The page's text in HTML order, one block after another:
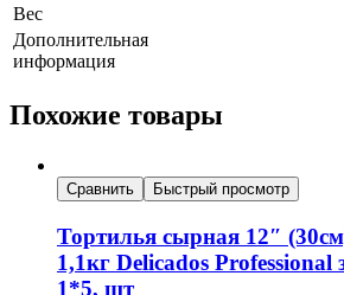
Вес
Дополнительная
информация
Похожие товары
Сравнить Быстрый просмотр
Тортилья сырная 12″
1,1кг Delicados
1*5, шт